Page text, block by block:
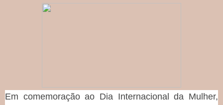
Em comemoração ao Dia Internacional da Mulher,